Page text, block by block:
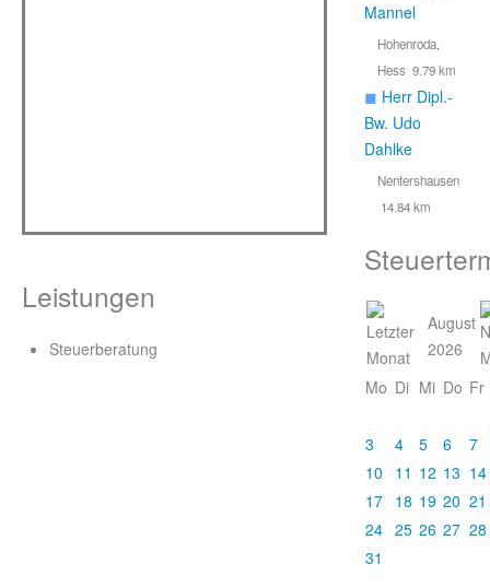
Leistungen
Steuerberatung
Mannel
Hohenroda,
Hess 9.79 km
◼ Herr Dipl.-
Bw. Udo
Dahlke
Nentershausen
14.84 km
August
2026
Mo Di Mi Do Fr
3 4 5 6
7
10
11 12 13 14
17
18 19 20 21
24 25 26 27 28
31